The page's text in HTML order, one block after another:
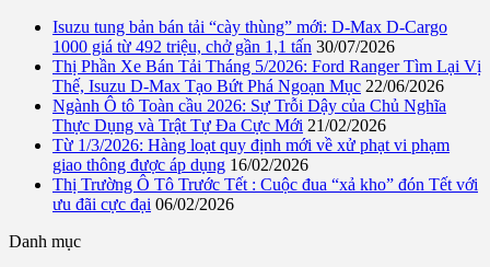
Isuzu tung bản bán tải “cày thùng” mới: D-Max D-Cargo
1000 giá từ 492 triệu, chở gần 1,1 tấn 30/07/2026
Thị Phần Xe Bán Tải Tháng 5/2026: Ford Ranger Tìm Lại Vị
Thế, Isuzu D-Max Tạo Bứt Phá Ngoạn Mục 22/06/2026
Ngành Ô tô Toàn cầu 2026: Sự Trỗi Dậy của Chủ Nghĩa
Thực Dụng và Trật Tự Đa Cực Mới 21/02/2026
Từ 1/3/2026: Hàng loạt quy định mới về xử phạt vi phạm
giao thông được áp dụng 16/02/2026
Thị Trường Ô Tô Trước Tết : Cuộc đua “xả kho” đón Tết với
ưu đãi cực đại 06/02/2026
Danh mục